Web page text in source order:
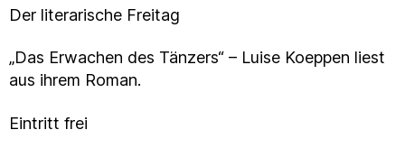
Der literarische Freitag
„Das Erwachen des Tänzers“ – Luise Koeppen liest
aus ihrem Roman.
Eintritt frei